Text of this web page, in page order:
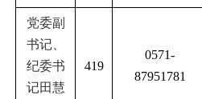
党委副
书记、
纪委书
记田慧
419
0571-
87951781